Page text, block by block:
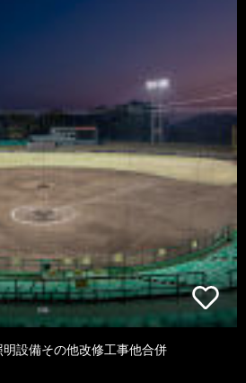
設備その他改修工事他合併